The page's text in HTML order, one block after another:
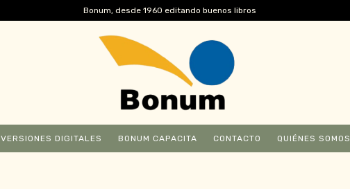
Bonum, desde 1960 editando buenos libros
VERSIONES DIGITALES BONUM CAPACITA CONTACTO QUIÉNES SOMOS